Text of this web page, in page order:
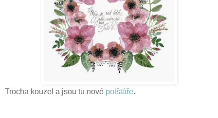
Trocha kouzel a jsou tu nové polštáře.